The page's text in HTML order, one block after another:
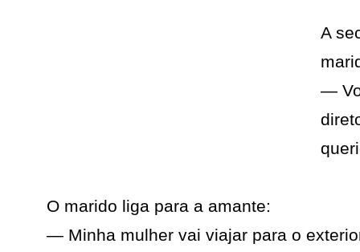
A
—
O marido liga para a amante:
— Minha mulher vai viajar para o